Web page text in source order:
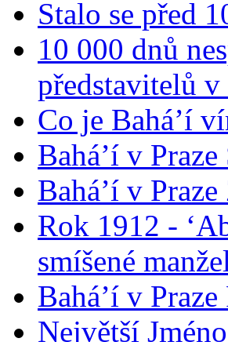
Stalo se před
10 000 dnů
představitelů v
Co je Bahá’í
Bahá’í v
Bahá’í v
Rok 1912 -
smíšené
Bahá’í v
Největší